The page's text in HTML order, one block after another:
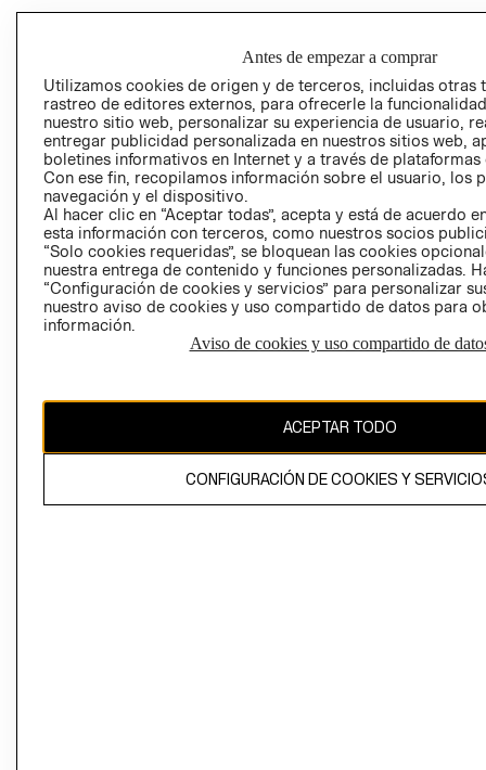
GIFT CARD
AVISO DE
Perú (S/)
CAMBIAR REGIÓN
propiedad de H&M Hennes & Mauritz AB
Antes de empezar a comprar
Utilizamos cookies de origen y de terceros, incluidas otras
rastreo de editores externos, para ofrecerle la
nuestro sitio web, personalizar su experiencia de usuario,
entregar publicidad personalizada en nuestros sitios web,
boletines informativos en Internet y a través de plataformas
Con ese fin, recopilamos información sobre el usuario, los
navegación y el dispositivo.
Al hacer clic en “Aceptar todas”, acepta y está de acuerdo
esta información con terceros, como nuestros socios
“Solo cookies requeridas”, se bloquean las cookies
nuestra entrega de contenido y funciones personalizadas.
“Configuración de cookies y servicios” para personalizar
nuestro aviso de cookies y uso compartido de datos para
información.
Aviso de cookies y uso compartido de
ACEPTAR TODO
CONFIGURACIÓN DE COOKIES Y